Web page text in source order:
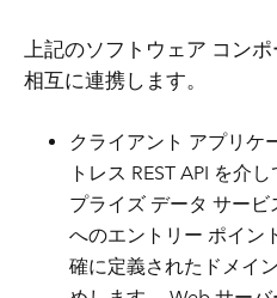
上記のソフトウェア コン
相互に連携します。
クライアント アプリケ
トレス REST API を介
プライズ データ サー
へのエントリー ポイン
確に定義されたドメイ